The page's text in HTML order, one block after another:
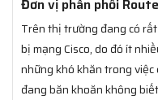
Đơn vị phân phối
Trên thị trường đang có
bị mạng Cisco, do đó ít
những khó khăn trong việc
đang băn khoăn không